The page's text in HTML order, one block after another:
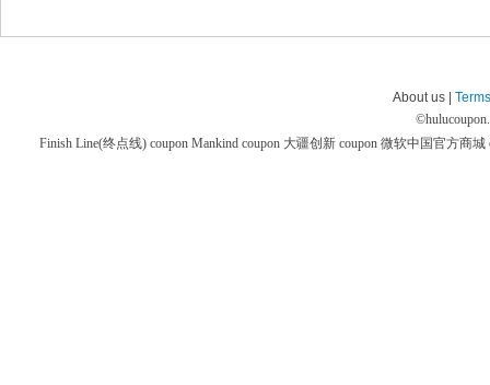
About us |
©
Finish Line(终点线) coupon Mankind coupon 大疆创新 coupon 微软中国官方商城